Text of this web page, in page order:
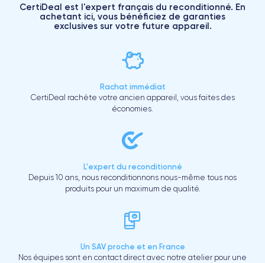
CertiDeal est l'expert français du reconditionné. En
achetant ici, vous bénéficiez de garanties
exclusives sur votre future appareil.
Rachat immédiat
CertiDeal rachète votre ancien appareil, vous faites des
économies.
L'expert du reconditionné
Depuis 10 ans, nous reconditionnons nous-même tous nos
produits pour un maximum de qualité.
Un SAV proche et en France
Nos équipes sont en contact direct avec notre atelier pour une